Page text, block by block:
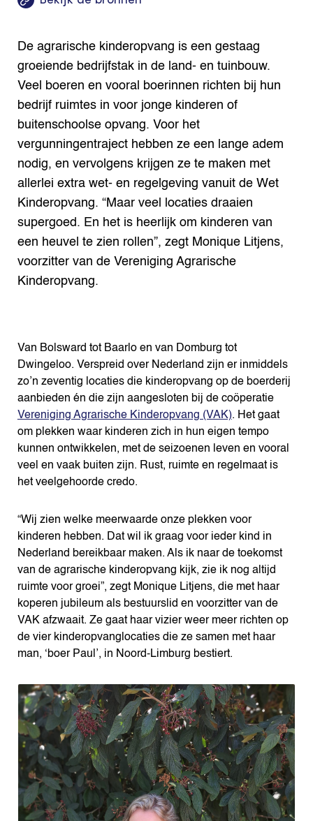
ENGLISH
De agrarische kinderopvang is een gestaag
groeiende bedrijfstak in de land- en tuinbouw.
Veel boeren en vooral boerinnen richten bij hun
bedrijf ruimtes in voor jonge kinderen of
buitenschoolse opvang. Voor het
vergunningentraject hebben ze een lange adem
nodig, en vervolgens krijgen ze te maken met
allerlei extra wet- en regelgeving vanuit de Wet
Kinderopvang. “Maar veel locaties draaien
supergoed. En het is heerlijk om kinderen van
een heuvel te zien rollen”, zegt Monique Litjens,
voorzitter van de Vereniging Agrarische
Kinderopvang.
Van Bolsward tot Baarlo en van Domburg tot
Dwingeloo. Verspreid over Nederland zijn er inmiddels
zo’n zeventig locaties die kinderopvang op de boerderij
aanbieden én die zijn aangesloten bij de coöperatie
Vereniging Agrarische Kinderopvang (VAK). Het gaat
om plekken waar kinderen zich in hun eigen tempo
kunnen ontwikkelen, met de seizoenen leven en vooral
veel en vaak buiten zijn. Rust, ruimte en regelmaat is
het veelgehoorde credo.
“Wij zien welke meerwaarde onze plekken voor
kinderen hebben. Dat wil ik graag voor ieder kind in
Nederland bereikbaar maken. Als ik naar de toekomst
van de agrarische kinderopvang kijk, zie ik nog altijd
ruimte voor groei”, zegt Monique Litjens, die met haar
koperen jubileum als bestuurslid en voorzitter van de
VAK afzwaait. Ze gaat haar vizier weer meer richten op
de vier kinderopvanglocaties die ze samen met haar
man, ‘boer Paul’, in Noord-Limburg bestiert.